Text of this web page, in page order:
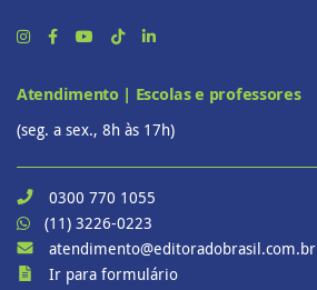
Atendimento | Escolas e professores
(seg. a sex., 8h às 17h)
0300 770 1055
(11) 3226-0223
atendimento@editoradobrasil.com.br
Ir para formulário